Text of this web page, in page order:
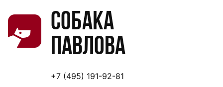
Собака
Павлова
+7 (495) 191-92-81